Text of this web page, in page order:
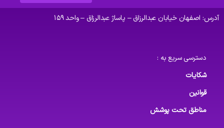
آدرس: اصفهان خیابان عبدالرزاق – پاساژ عبدالرزاق – واحد ۱۵۹
دسترسی سریع به :
شکایات
قوانین
مناطق تحت پوشش